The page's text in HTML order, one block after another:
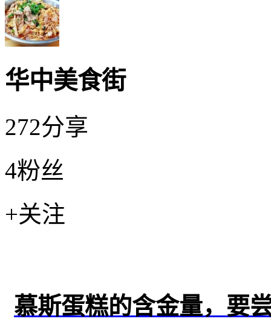
华中美食街
272分享
4粉丝
+关注
慕斯蛋糕的含金量，要